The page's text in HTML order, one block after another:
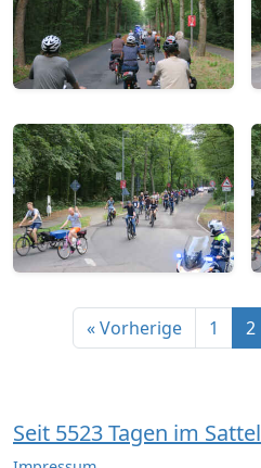
« Vorherige 1 2
Seit 5523 Tagen im Sattel